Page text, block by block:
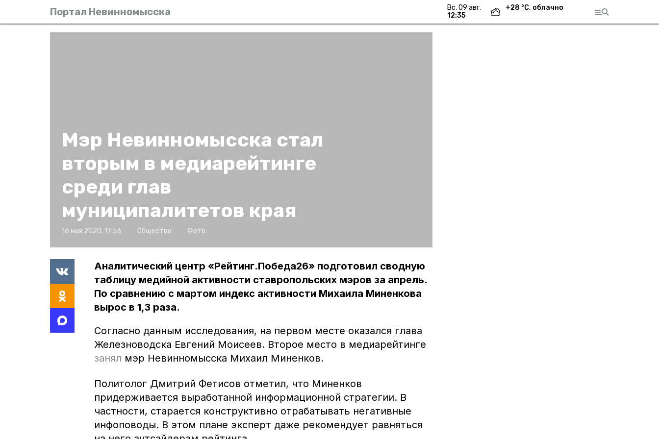
Портал Невинномысска
вс, 09 авг.
12:35
+28 °С, облачно
Мэр Невинномысска стал
вторым в медиарейтинге
среди глав
муниципалитетов края
16 мая 2020, 17:56 Общество Фото:
Аналитический центр «Рейтинг.Победа26» подготовил сводную
таблицу медийной активности ставропольских мэров за апрель.
По сравнению с мартом индекс активности Михаила Миненкова
вырос в 1,3 раза.
Согласно данным исследования, на первом месте оказался глава
Железноводска Евгений Моисеев. Второе место в медиарейтинге
занял мэр Невинномысска Михаил Миненков.
Политолог Дмитрий Фетисов отметил, что Миненков
придерживается выработанной информационной стратегии. В
частности, старается конструктивно отрабатывать негативные
инфоповоды. В этом плане эксперт даже рекомендует равняться